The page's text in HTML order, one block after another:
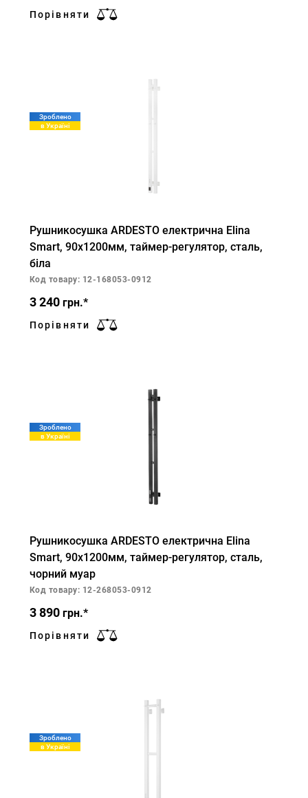
Порівняти
Зроблено
в Україні
Рушникосушка ARDESTO електрична Elina
Smart, 90х1200мм, таймер-регулятор, сталь,
біла
Код товару: 12-168053-0912
3 240 грн.*
Порівняти
Зроблено
в Україні
Рушникосушка ARDESTO електрична Elina
Smart, 90х1200мм, таймер-регулятор, сталь,
чорний муар
Код товару: 12-268053-0912
3 890 грн.*
Порівняти
Зроблено
в Україні